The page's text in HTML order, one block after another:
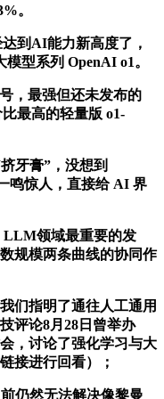
。
到AI能力新高度了，
型系列 OpenAI o1。
，最强但还未发布的
最高的轻量版 o1-
牙膏”，没想到
鸣惊人，直接给 AI 界
领域最重要的发
规模两条曲线的协同作
指明了通往人工通用
评论8月28日曾举办
，讨论了强化学习与大
接进行回看）；
仍然无法解决像黎曼